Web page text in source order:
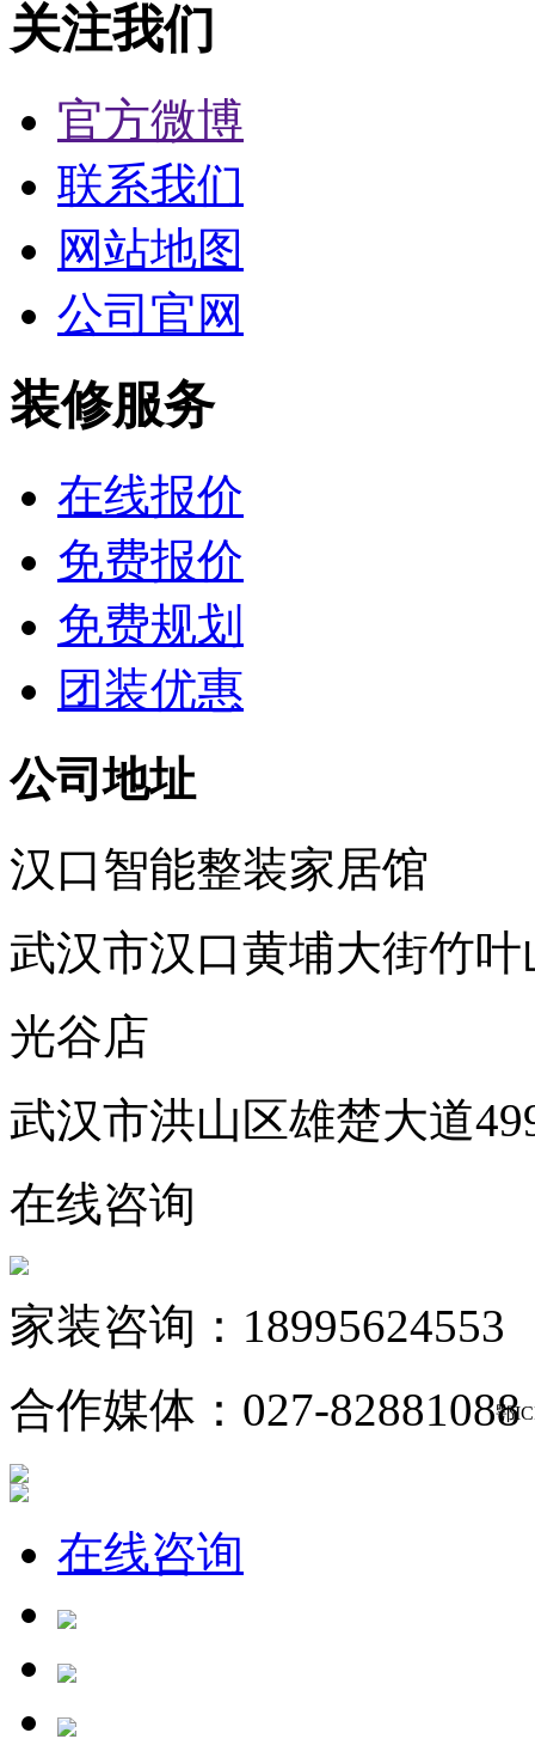
关注我们
官方微博
联系我们
网站地图
公司官网
装修服务
在线报价
免费报价
免费规划
团装优惠
公司地址
汉口智能整装家居馆
武汉市汉口黄埔大街竹
光谷店
武汉市洪山区雄楚大道
在线咨询
家装咨询：18995624553
合作媒体：027-82881088
鄂
在线咨询